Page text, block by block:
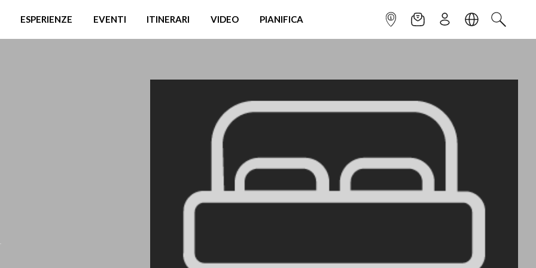
ESPERIENZE EVENTI ITINERARI VIDEO PIANIFICA INFOPOINTNEWSLETTER
ISCRIVITILINGUACERCA